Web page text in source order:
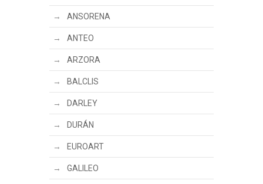
ANSORENA
ANTEO
ARZORA
BALCLIS
DARLEY
DURÁN
EUROART
GALILEO